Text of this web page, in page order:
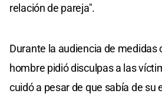
relación de pareja".
Durante la audiencia de medidas
hombre pidió disculpas a las
cuidó a pesar de que sabía de su